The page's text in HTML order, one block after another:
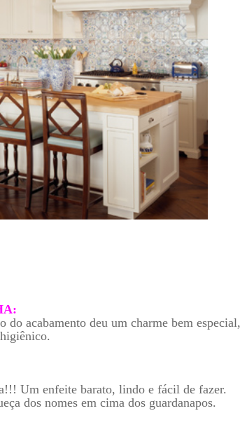
do acabamento deu um charme bem especial,
Um enfeite barato, lindo e fácil de fazer.
dos nomes em cima dos guardanapos.